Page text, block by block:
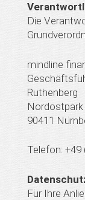
Die
mindline
Ruthenberg
Nordostpark
90411
Telefon: +49
Für Ihre